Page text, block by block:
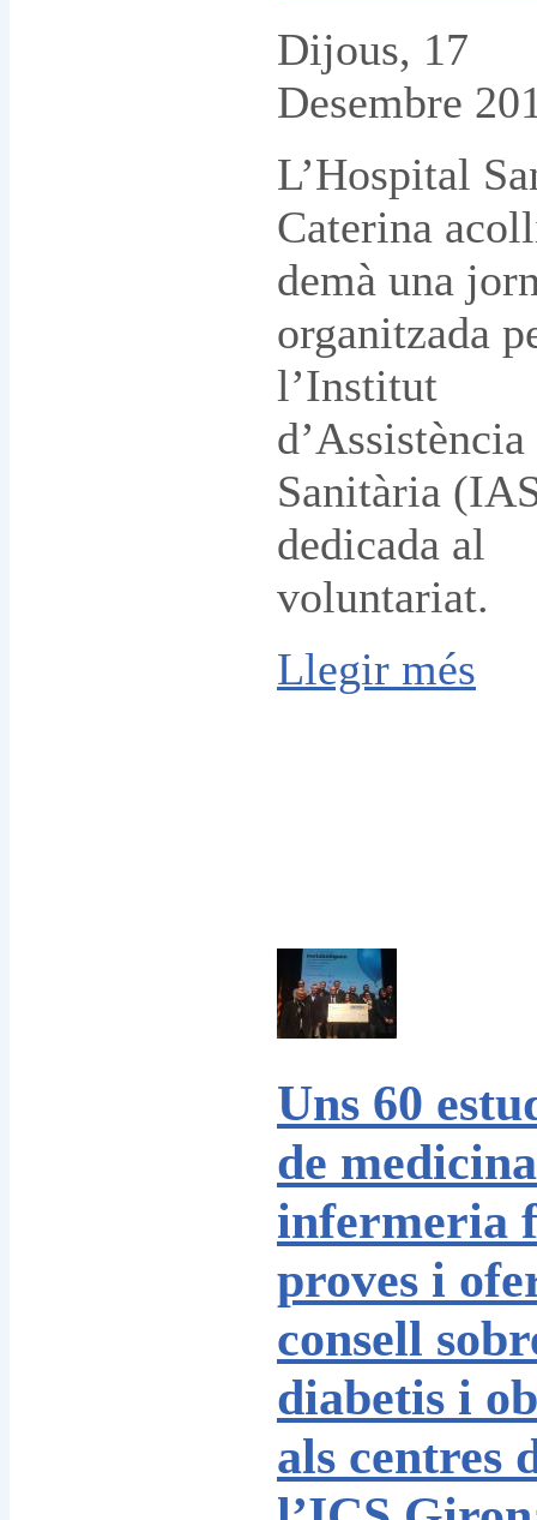
Dijous, 17
Desembre
L’Hospital
Caterina
demà una
organitzada
l’Institut
d’Assistència
Sanitària
dedicada al
voluntariat.
Llegir més
Uns 60
de
infermeria
proves i
consell
diabetis i
als centres